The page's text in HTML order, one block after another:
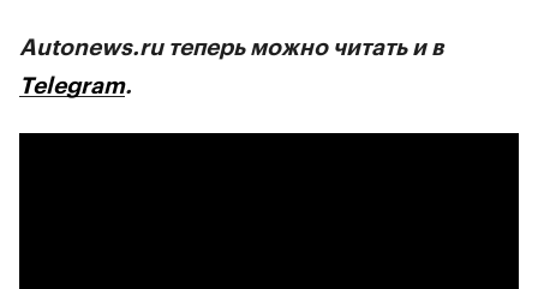
Autonews.ru теперь можно читать и в
Telegram.